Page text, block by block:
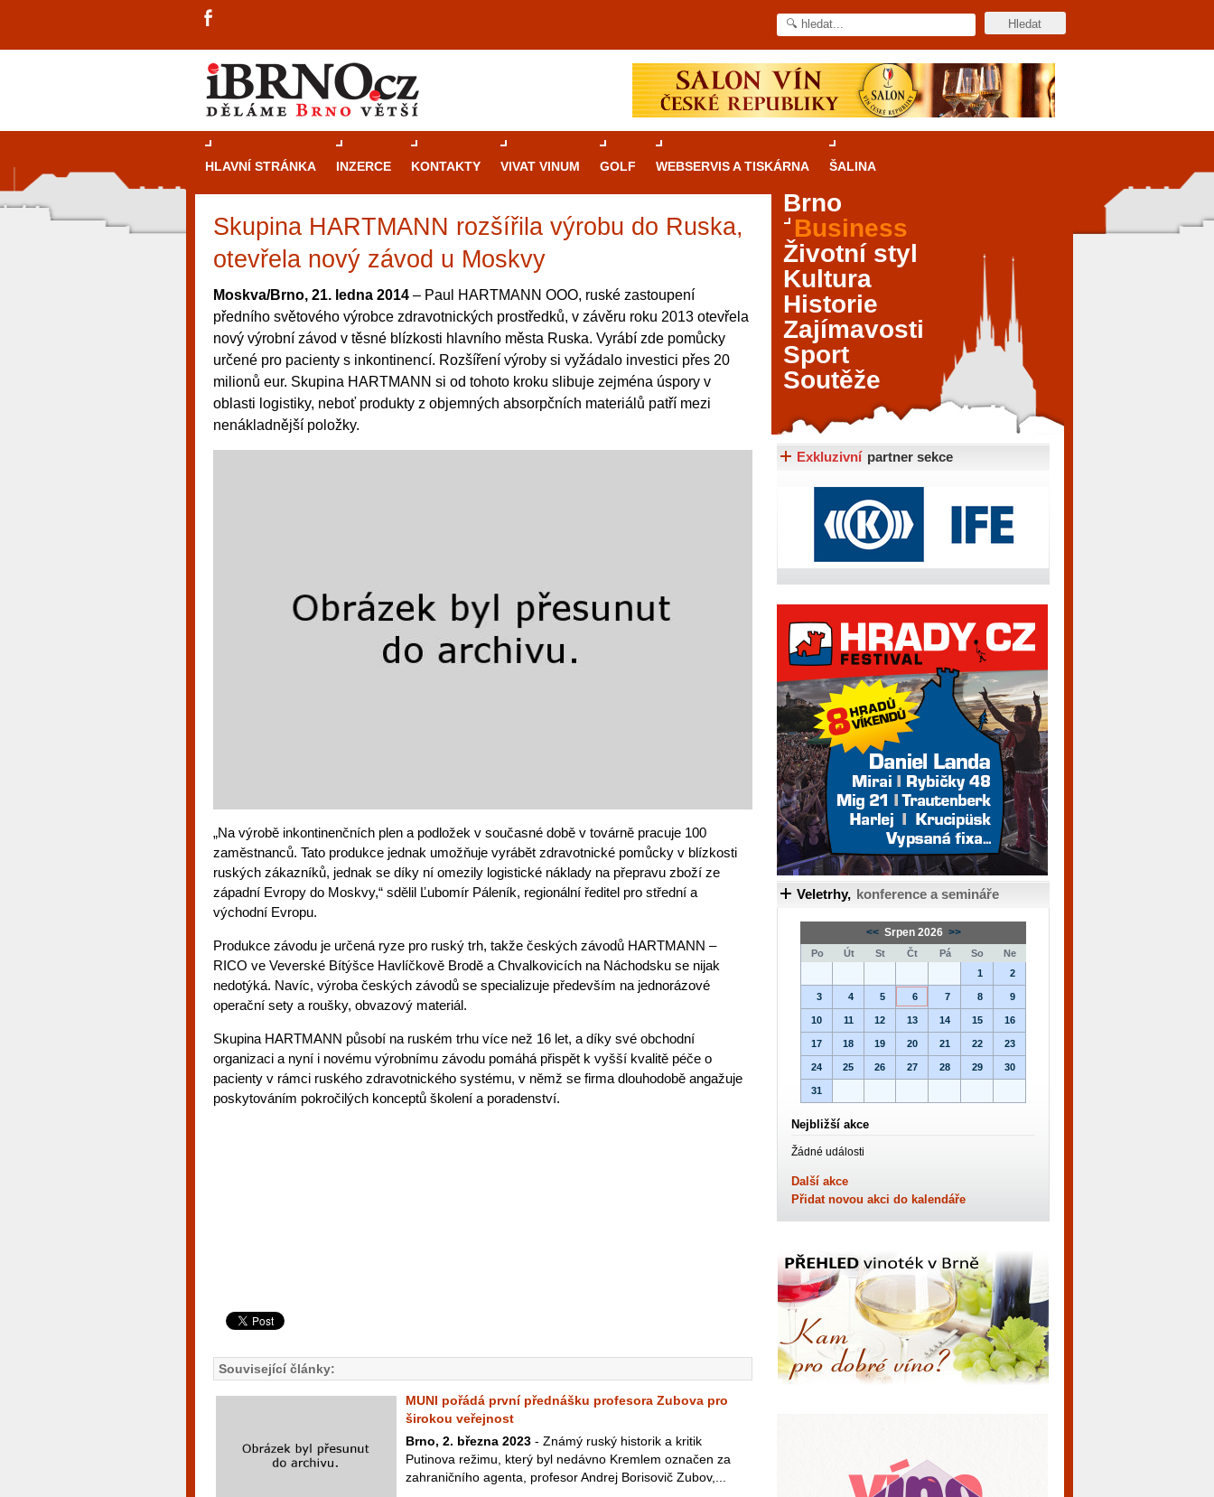
HLAVNÍ STRÁNKA INZERCE KONTAKTY VIVAT VINUM GOLF WEBSERVIS A TISKÁRNA ŠALINA
Skupina HARTMANN rozšířila výrobu do Ruska,
otevřela nový závod u Moskvy
Moskva/Brno, 21. ledna 2014 – Paul HARTMANN OOO, ruské zastoupení
předního světového výrobce zdravotnických prostředků, v závěru roku 2013 otevřela
nový výrobní závod v těsné blízkosti hlavního města Ruska. Vyrábí zde pomůcky
určené pro pacienty s inkontinencí. Rozšíření výroby si vyžádalo investici přes 20
milionů eur. Skupina HARTMANN si od tohoto kroku slibuje zejména úspory v
oblasti logistiky, neboť produkty z objemných absorpčních materiálů patří mezi
nenákladnější položky.
„Na výrobě inkontinenčních plen a podložek v současné době v továrně pracuje 100
zaměstnanců. Tato produkce jednak umožňuje vyrábět zdravotnické pomůcky v blízkosti
ruských zákazníků, jednak se díky ní omezily logistické náklady na přepravu zboží ze
západní Evropy do Moskvy,“ sdělil Ľubomír Páleník, regionální ředitel pro střední a
východní Evropu.
Produkce závodu je určená ryze pro ruský trh, takže českých závodů HARTMANN –
RICO ve Veverské Bítýšce Havlíčkově Brodě a Chvalkovicích na Náchodsku se nijak
nedotýká. Navíc, výroba českých závodů se specializuje především na jednorázové
operační sety a roušky, obvazový materiál.
Skupina HARTMANN působí na ruském trhu více než 16 let, a díky své obchodní
organizaci a nyní i novému výrobnímu závodu pomáhá přispět k vyšší kvalitě péče o
pacienty v rámci ruského zdravotnického systému, v němž se firma dlouhodobě angažuje
poskytováním pokročilých konceptů školení a poradenství.
Související články:
MUNI pořádá první přednášku profesora Zubova pro
širokou veřejnost
Brno, 2. března 2023 - Známý ruský historik a kritik
Putinova režimu, který byl nedávno Kremlem označen za
zahraničního agenta, profesor Andrej Borisovič Zubov,...
Průvodce kasinovými hrami v Brně: Od
rulety po video automaty
Brno je městem známým pro zajímavé památky, skvělé
restaurace, divadla a univerzity. Mimo jiné je ale také
místem, kde si můžete legálně a bezpečně vyzkoušet
různé kasinové hry. V neustále kvetoucí moravské
metropoli naleznete širokou nabídku her od klasické
rulety až po moderní automaty jak pro pravidelné
návštěvníky, tak pro příležitostné hráče. V...
Brno
Business
Životní styl
Kultura
Historie
Zajímavosti
Sport
Soutěže
Exkluzivní partner sekce
Veletrhy, konference a semináře
<< Srpen 2026 >>
Po Út St Čt Pá So
Ne
1
2
3 4 5 6 7 8 9
10 11 12 13 14 15 16
17 18 19 20 21 22 23
24 25 26 27 28 29 30
31
Nejbližší akce
Žádné události
Další akce
Přidat novou akci do kalendáře